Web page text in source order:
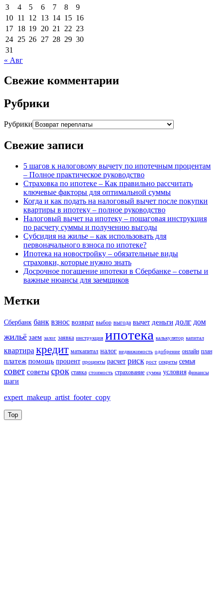
3
4 5 6 7 8
9
10 11 12 13 14 15 16
17 18 19 20 21 22 23
24 25 26 27 28 29 30
31
« Авг
Свежие комментарии
Рубрики
Рубрики
Свежие записи
5 шагов к налоговому вычету по ипотечным процентам
– Полное практическое руководство
Страховка по ипотеке – Как правильно рассчитать
ключевые факторы для оптимальной суммы
Когда и как подать на налоговый вычет после покупки
квартиры в ипотеку – полное руководство
Налоговый вычет на ипотеку – пошаговая инструкция
по расчету суммы и получению выгоды
Субсидия на жилье – как использовать для
первоначального взноса по ипотеке?
Ипотека на новостройку – обязательные виды
страховки, которые нужно знать
Досрочное погашение ипотеки в Сбербанке – советы и
важные нюансы для заемщиков
Метки
Сбербанк банк взнос возврат выбор выгода вычет деньги долг дом
жильё заем залог заявка инструкция ипотека калькулятор капитал
квартира кредит маткапитал налог недвижимость одобрение онлайн план
платеж помощь процент проценты расчет риск рост секреты семья
совет советы срок ставка стоимость страхование сумма условия финансы
шаги
expert_makeup_artist_footer_copy
Top